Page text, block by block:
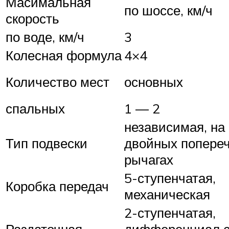
скорость
по шоссе, км/ч
по воде, км/ч
3
Колесная формула4×4
Количество мест
основных
спальных
1 — 2
Тип подвески
независимая, на
двойных
рычагах
Коробка передач
5-ступенчатая,
механическая
2-ступенчатая,